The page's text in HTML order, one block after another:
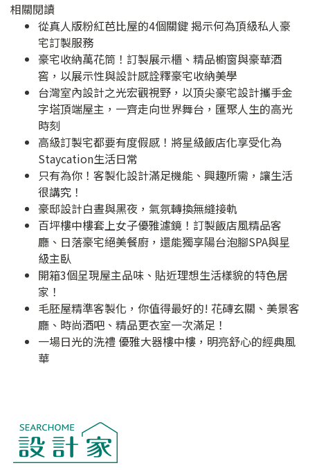
相關閱讀
從真人版粉紅芭比屋的4個關鍵 揭示何為頂級私人豪
宅訂製服務
豪宅收納萬花筒！訂製展示櫃、精品櫥窗與豪華酒
窖，以展示性與設計感詮釋豪宅收納美學
台灣室內設計之光宏觀視野，以頂尖豪宅設計攜手金
字塔頂端屋主，一齊走向世界舞台，匯聚人生的高光
時刻
高級訂製宅都要有度假感！將星級飯店化享受化為
Staycation生活日常
只有為你！客製化設計滿足機能、興趣所需，讓生活
很講究！
豪邸設計白晝與黑夜，氣氛轉換無縫接軌
百坪樓中樓套上女子優雅濾鏡！訂製飯店風精品客
廳、日落豪宅絕美餐廚，還能獨享陽台泡腳SPA與星
級主臥
開箱3個呈現屋主品味、貼近理想生活樣貌的特色居
家！
毛胚屋精準客製化，你值得最好的! 花磚玄關、美景客
廳、時尚酒吧、精品更衣室一次滿足！
一場日光的洗禮 優雅大器樓中樓，明亮舒心的經典風
華